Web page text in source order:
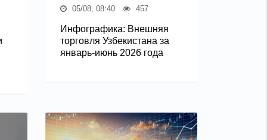
05/08, 08:40 457
Инфографика: Внешняя
торговля Узбекистана за
январь-июнь 2026 года